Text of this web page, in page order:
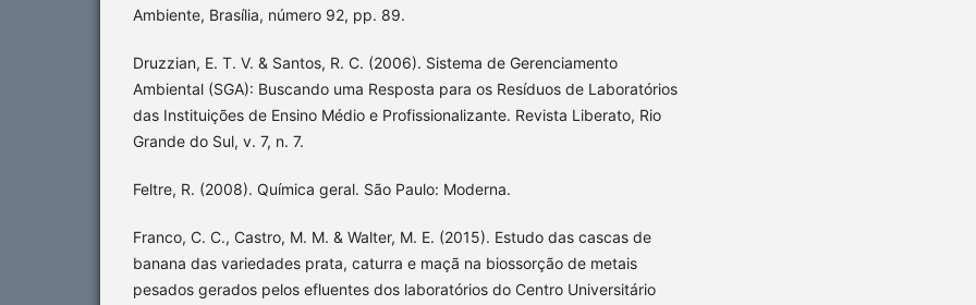
Ambiente, Brasília, número 92, pp. 89.
Druzzian, E. T. V. & Santos, R. C. (2006). Sistema de Gerenciamento
Ambiental (SGA): Buscando uma Resposta para os Resíduos de Laboratórios
das Instituições de Ensino Médio e Profissionalizante. Revista Liberato, Rio
Grande do Sul, v. 7, n. 7.
Feltre, R. (2008). Química geral. São Paulo: Moderna.
Franco, C. C., Castro, M. M. & Walter, M. E. (2015). Estudo das cascas de
banana das variedades prata, caturra e maçã na biossorção de metais
pesados gerados pelos efluentes dos laboratórios do Centro Universitário